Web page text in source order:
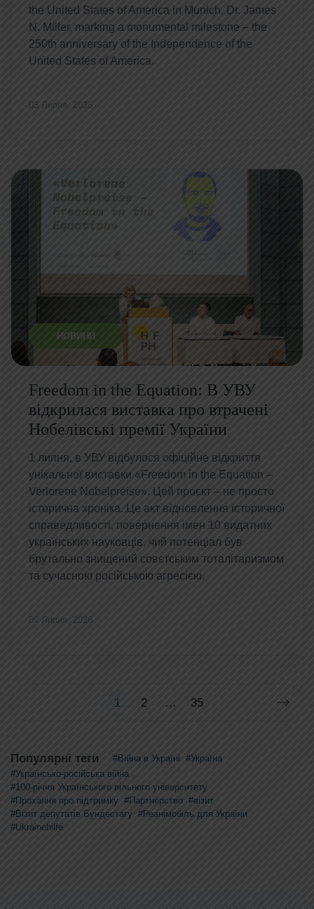
the United States of America in Munich, Dr. James
N. Miller, marking a monumental milestone – the
250th anniversary of the Independence of the
United States of America.
03 Липня, 2026
НОВИНИ
Freedom in the Equation: В УВУ
відкрилася виставка про втрачені
Нобелівські премії України
1 липня, в УВУ відбулося офіційне відкриття
унікальної виставки «Freedom in the Equation –
Verlorene Nobelpreise». Цей проєкт – не просто
історична хроніка. Це акт відновлення історичної
справедливості, повернення імен 10 видатних
українських науковців, чий потенціал був
брутально знищений совєтським тоталітаризмом
та сучасною російською агресією.
02 Липня, 2026
1 2 … 35
Популярні теги #Війна в Україні #Україна
#Українсько-російська війна
#100-річчя Українського вільного університету
#Прохання про підтримку #Партнерство #візит
#Візит депутатів Бундестагу #Реанімобіль для України
#Ukrainehilfe